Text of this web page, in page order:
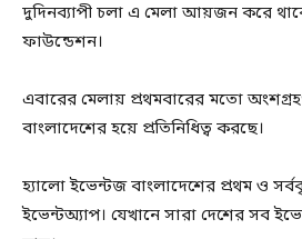
দুদিনব্যাপী চলা এ মেলা আয়জন করে
ফাউন্ডেশন।
এবারের মেলায় প্রথমবারের মতো
বাংলাদেশের হয়ে প্রতিনিধিত্ব করছে।
হ্যালো ইভেন্টজ বাংলাদেশের প্রথম ও
ইভেন্টঅ্যাপ। যেখানে সারা দেশের সব